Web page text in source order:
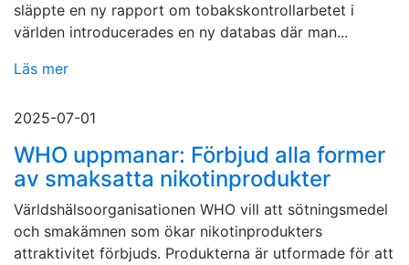
släppte en ny rapport om tobakskontrollarbetet i
världen introducerades en ny databas där man...
Läs mer
2025-07-01
WHO uppmanar: Förbjud alla former
av smaksatta nikotinprodukter
Världshälsoorganisationen WHO vill att sötningsmedel
och smakämnen som ökar nikotinprodukters
attraktivitet förbjuds. Produkterna är utformade för att